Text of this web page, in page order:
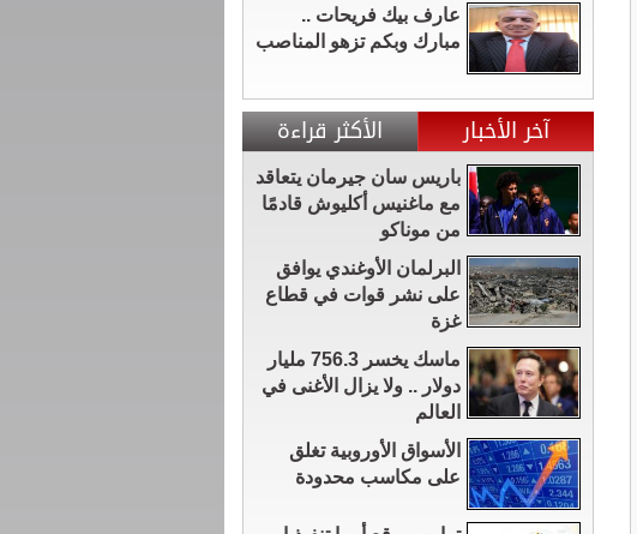
عارف بيك فريحات ..
مبارك وبكم تزهو المناصب
آخر الأخبار الأكثر قراءة
باريس سان جيرمان يتعاقد
مع ماغنيس أكليوش قادمًا
من موناكو
البرلمان الأوغندي يوافق
على نشر قوات في قطاع
غزة
ماسك يخسر 756.3 مليار
دولار .. ولا يزال الأغنى في
العالم
الأسواق الأوروبية تغلق
على مكاسب محدودة